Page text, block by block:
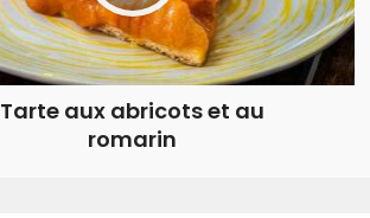
Tarte aux abricots et au
romarin